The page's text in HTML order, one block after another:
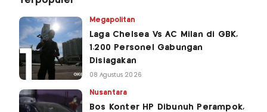
Megapolitan
Laga Chelsea Vs AC Milan di GBK,
1.200 Personel Gabungan
Disiagakan
08 Agustus 2026
Nusantara
Bos Konter HP Dibunuh Perampok,